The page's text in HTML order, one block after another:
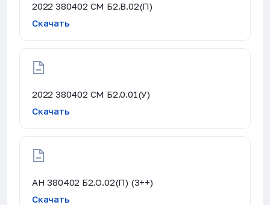
2022 380402 СМ Б2.В.02(П)
Скачать
2022 380402 СМ Б2.0.01(У)
Скачать
АН 380402 Б2.О.02(П) (3++)
Скачать